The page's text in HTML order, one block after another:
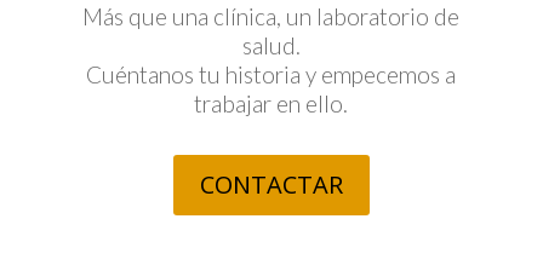
Más que una clínica, un laboratorio de
salud.
Cuéntanos tu historia y empecemos a
trabajar en ello.
CONTACTAR